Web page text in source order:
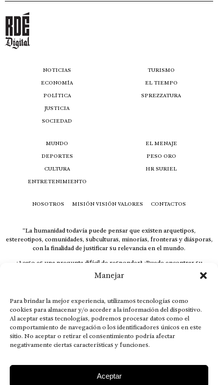
Manejar
Para brindar la mejor experiencia, utilizamos tecnologías como
cookies para almacenar y/o acceder a la información del dispositivo.
Al aceptar estas tecnologías, podremos procesar datos como el
comportamiento de navegación o los identificadores únicos en este
sitio. No aceptar o retirar el consentimiento podría afectar
negativamente ciertas características y funciones.
Aceptar
NOTICIAS
ECONOMÍA
POLÍTICA
JUSTICIA
SOCIEDAD
TURISMO
EL TIEMPO
SPREZZATURA
MUNDO
DEPORTES
CULTURA
ENTRETENIMIENTO
EL MENAJE
PESO ORO
HR SURIEL
NOSOTROS MISIÓN VISIÓN VALORES CONTACTOS
“La humanidad todavía puede pensar que existen arquetipos,
estereotipos, comunidades, subculturas, minorías, fronteras y diásporas,
con la finalidad de justificar su relevancia en el mundo.
¿Acaso es una pregunta difícil de responder? ¿Puede encontrar su
respuesta al instante, otorgando al receptor cuestionado espacio y
velocidad suficiente para responder correctamente? De no ser así, el que
El concepto de familia no está limitado exclusivamente a la sangre; seres
que surgen en nuestro diario vivir suelen pesar más que los
emparentados. Más bien, el apego de estas dos versiones de seres
queridos mueve ideales provenientes de sus vivencias.
This is for nuestra gente.” – HRSuriel